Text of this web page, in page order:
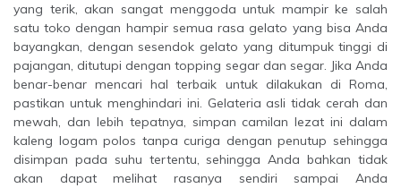
yang terik, akan sangat menggoda untuk mampir ke salah
satu toko dengan hampir semua rasa gelato yang bisa Anda
bayangkan, dengan sesendok gelato yang ditumpuk tinggi di
pajangan, ditutupi dengan topping segar dan segar. Jika Anda
benar-benar mencari hal terbaik untuk dilakukan di Roma,
pastikan untuk menghindari ini. Gelateria asli tidak cerah dan
mewah, dan lebih tepatnya, simpan camilan lezat ini dalam
kaleng logam polos tanpa curiga dengan penutup sehingga
disimpan pada suhu tertentu, sehingga Anda bahkan tidak
akan dapat melihat rasanya sendiri sampai Anda